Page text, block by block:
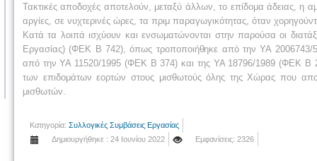
Τακτικές αποδοχές αποτελούν, μεταξύ άλλων, το επίδομα άδειας, η
αργίες, σε νυχτερινές ώρες, τα πριμ παραγωγικότητας, όταν
Κατά τα λοιπά ισχύουν και ενσωματώνονται στην παρούσα οι
Εργασίας) (ΦΕΚ Β 742), όπως τροποποιήθηκε από την ΥΑ
από την ΥΑ 11520/1995 (ΦΕΚ Β 374) και της ΥΑ 18796/1989 (ΦΕΚ Β
των επιδομάτων εορτών στους μισθωτούς όλης της Χώρας που
μισθωτών.
Κατηγορία: Συλλογικές Συμβάσεις Εργασίας
Δημιουργήθηκε : 24 Ιουνίου 2022
Εμφανίσεις: 2326